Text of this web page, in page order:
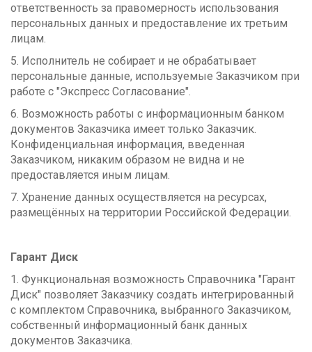
ответственность за правомерность использования
персональных данных и предоставление их третьим
лицам.
5. Исполнитель не собирает и не обрабатывает
персональные данные, используемые Заказчиком при
работе с "Экспресс Согласование".
6. Возможность работы с информационным банком
документов Заказчика имеет только Заказчик.
Конфиденциальная информация, введенная
Заказчиком, никаким образом не видна и не
предоставляется иным лицам.
7. Хранение данных осуществляется на ресурсах,
размещённых на территории Российской Федерации.
Гарант Диск
1. Функциональная возможность Справочника "Гарант
Диск" позволяет Заказчику создать интегрированный
с комплектом Справочника, выбранного Заказчиком,
собственный информационный банк данных
документов Заказчика.